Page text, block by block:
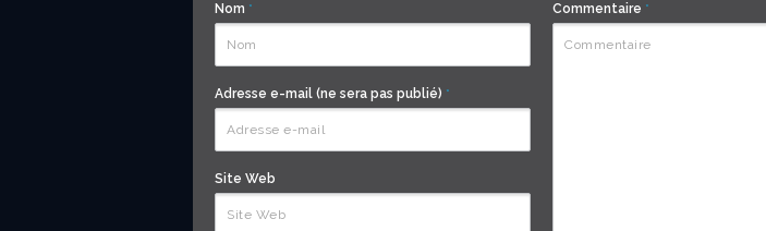
Nom *
Adresse e-mail (ne sera pas publié) *
Site Web
Commentaire *